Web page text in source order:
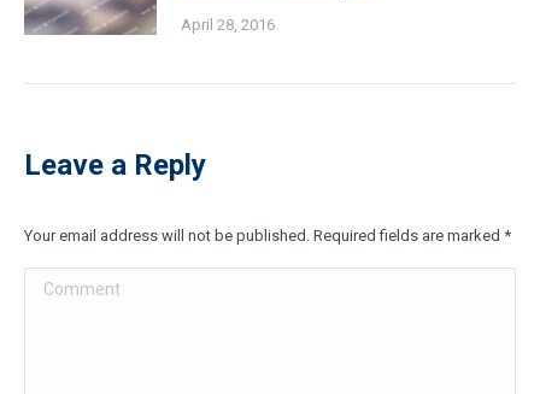
April 28, 2016
Leave a Reply
Your email address will not be published. Required fields are marked *
Comment